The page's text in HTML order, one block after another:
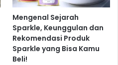
Mengenal Sejarah
Sparkle, Keunggulan dan
Rekomendasi Produk
Sparkle yang Bisa Kamu
Beli!